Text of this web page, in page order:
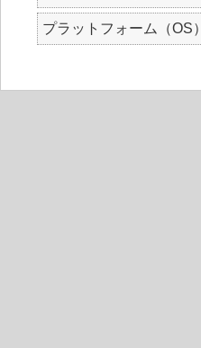
プラットフォーム（OS）